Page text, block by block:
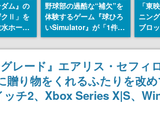
ダム』の
クⅡ」を
ホース
。本体
ソナル
国軍の
式番号な
野球部の過酷な“補欠”を
体験するゲーム『球ひろ
いSimulator』が「1件」
のウィッシュリストをも
とにチェコ語に対応し
SNSで話題に。『キング
ダム・カム』開発元やチ
ェコのプロ野球選手から
称賛の声
「東
ニン
ブロ
トリ
ョン
レード』エアリス・セフィ
贈り物をくれるふたりを改
ッチ2、Xbox Series X|S、